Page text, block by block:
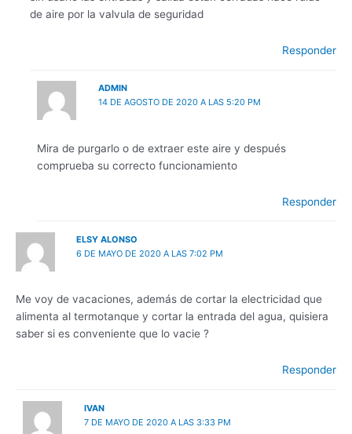
de aire por la valvula de seguridad
Responder
ADMIN
14 DE AGOSTO DE 2020 A LAS 5:20 PM
Mira de purgarlo o de extraer este aire y después
comprueba su correcto funcionamiento
Responder
ELSY ALONSO
6 DE MAYO DE 2020 A LAS 7:02 PM
Me voy de vacaciones, además de cortar la electricidad que
alimenta al termotanque y cortar la entrada del agua, quisiera
saber si es conveniente que lo vacie ?
Responder
IVAN
7 DE MAYO DE 2020 A LAS 3:33 PM